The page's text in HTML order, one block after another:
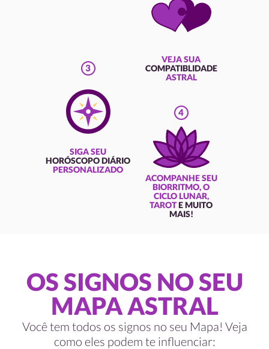
VEJA SUA
COMPATIBLIDADE
ASTRAL
3
SIGA SEU
HORÓSCOPO DIÁRIO
PERSONALIZADO
4
ACOMPANHE SEU
BIORRITMO, O
CICLO LUNAR,
TAROTE MUITO
MAIS!
OS SIGNOS NO SEU
MAPA ASTRAL
Você tem todos os signos no seu Mapa! Veja
como eles podem te influenciar: